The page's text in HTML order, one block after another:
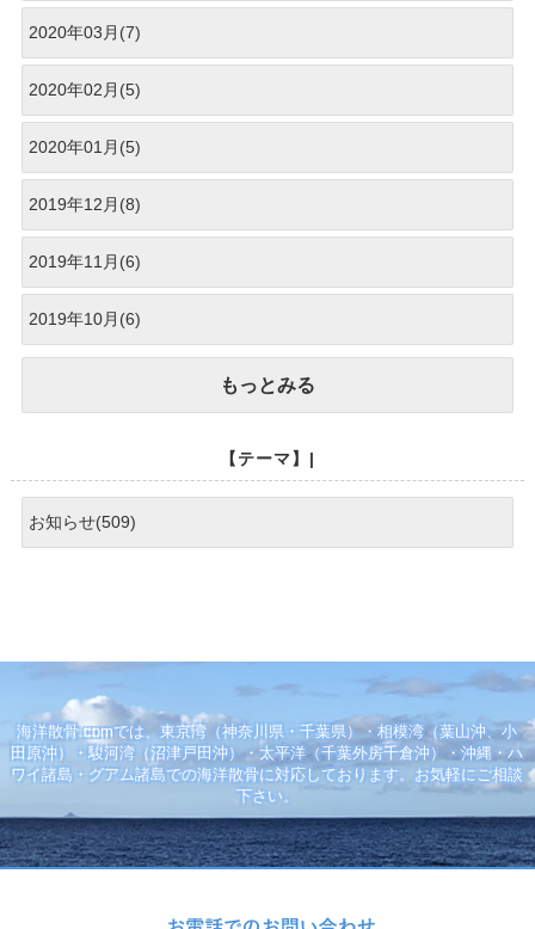
2020年03月(7)
2020年02月(5)
2020年01月(5)
2019年12月(8)
2019年11月(6)
2019年10月(6)
もっとみる
【テーマ】|
お知らせ(509)
海洋散骨.comでは、東京湾（神奈川県・千葉県）・相模湾（葉山沖、小
田原沖）・駿河湾（沼津戸田沖）・太平洋（千葉外房千倉沖）・沖縄・ハ
ワイ諸島・グアム諸島での海洋散骨に対応しております。お気軽にご相談
下さい。